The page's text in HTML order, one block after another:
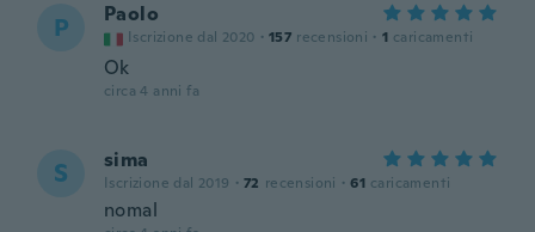
P Paolo
Iscrizione dal 2020 · 157 recensioni · 1 caricamenti
Ok
circa 4 anni fa
S sima
Iscrizione dal 2019 · 72 recensioni · 61 caricamenti
nomal